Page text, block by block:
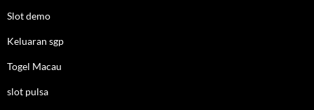
Slot demo
Keluaran sgp
Togel Macau
slot pulsa